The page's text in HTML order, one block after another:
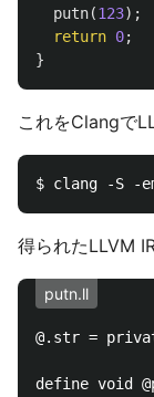
putn(123);
return 0;
}
これをClangで
得られたLLVM
putn.ll
@.str =
define void